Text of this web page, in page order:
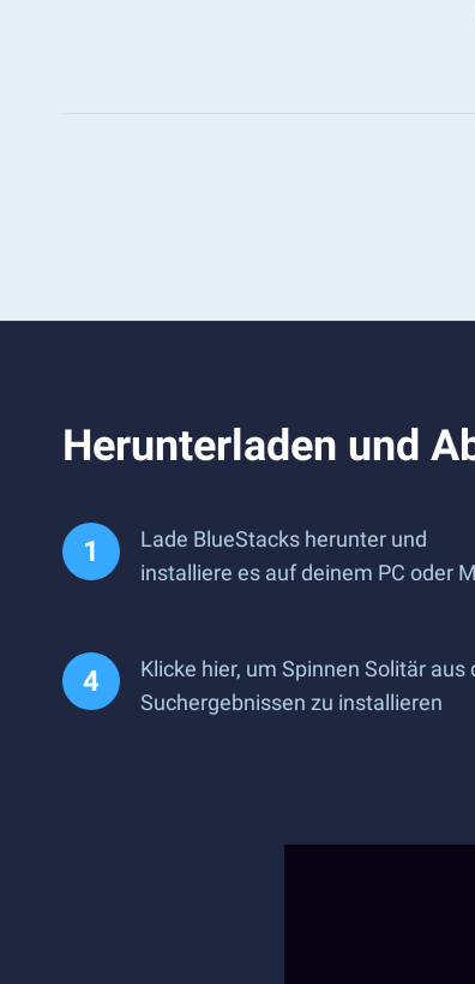
Herunterladen und
Lade BlueStacks herunter und
installiere es auf deinem PC oder
Klicke hier, um Spinnen Solitär aus
Suchergebnissen zu installieren